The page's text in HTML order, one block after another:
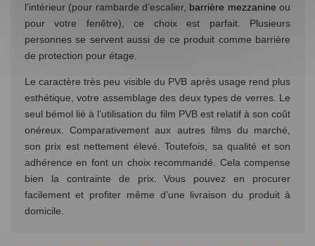
l’intérieur (pour rambarde d’escalier, barrière mezzanine ou
pour votre fenêtre), ce choix est parfait. Plusieurs
personnes se servent aussi de ce produit comme barrière
de protection pour étage.
Le caractère très peu visible du PVB après usage rend plus
esthétique, votre assemblage des deux types de verres. Le
seul bémol lié à l’utilisation du film PVB est relatif à son coût
onéreux. Comparativement aux autres films du marché,
son prix est nettement élevé. Toutefois, sa qualité et son
adhérence en font un choix recommandé. Cela compense
bien la contrainte de prix. Vous pouvez en procurer
facilement et profiter même d’une livraison du produit à
domicile.